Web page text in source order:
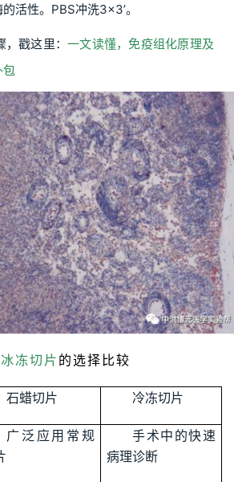
活性。PBS冲洗3×3’。
，戳这里：一文读懂，免疫组化原理及
冰冻切片 的选择比较
石蜡切片 冷冻切片
广泛应用常规
手术中的快速
病理诊断